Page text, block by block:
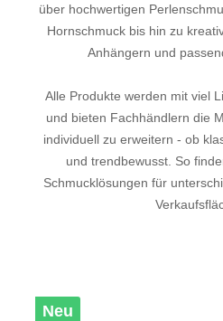
über hochwertigen
Hornschmuck bis hin zu
Anhängern und
Alle Produkte werden mit viel
und bieten Fachhändlern die
individuell zu erweitern - ob
und trendbewusst. So
Schmucklösungen für
Neu